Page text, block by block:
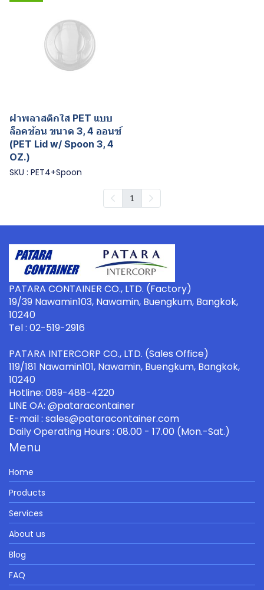
ฝาพลาสติกใส PET แบบ
ล็อคช้อน ขนาด 3, 4 ออนซ์
(PET Lid w/ Spoon 3, 4
OZ.)
SKU : PET4+Spoon
1
PATARA CONTAINER CO., LTD. (Factory)
19/39 Nawamin103, Nawamin, Buengkum, Bangkok,
10240
Tel : 02-519-2916
PATARA INTERCORP CO., LTD. (Sales Office)
119/181 Nawamin101, Nawamin, Buengkum, Bangkok,
10240
Hotline: 089-488-4220
LINE OA: @pataracontainer
E-mail : sales@pataracontainer.com
Daily Operating Hours : 08.00 - 17.00 (Mon.-Sat.)
Menu
Home
Products
Services
About us
Blog
FAQ